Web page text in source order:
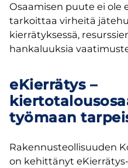
Osaamisen puute ei ole
tarkoittaa virheitä
kierrätyksessä,
hankaluuksia
eKierrätys –
työmaan
Rakennusteollisuuden
on kehittänyt